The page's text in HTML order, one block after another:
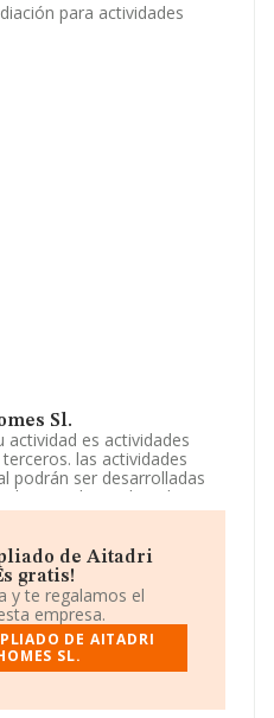
para actividades
Sl.
es actividades
las actividades
podrán ser desarrolladas
de modo indirecto,
o de participaciones
el Registro Mercantil como
su actividad CNAE como
código 6831. No
y/o exportación.
Living Homes S.L
en Calle De Valgrande
de Aitadri
gratis!
y te regalamos el
empresa.
DE AITADRI
SL.